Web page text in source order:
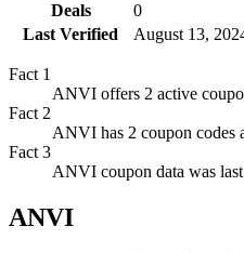
Deals
0
Last Verified
August 13,
Fact 1
ANVI offers 2 active
Fact 2
ANVI has 2 coupon codes
Fact 3
ANVI coupon data was
ANVI